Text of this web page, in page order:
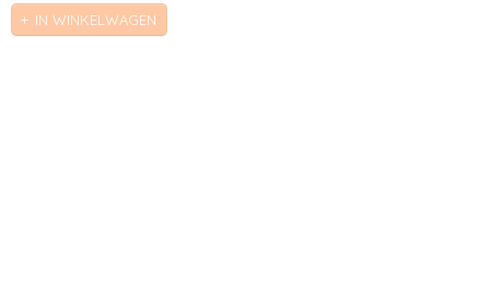
IN WINKELWAGEN